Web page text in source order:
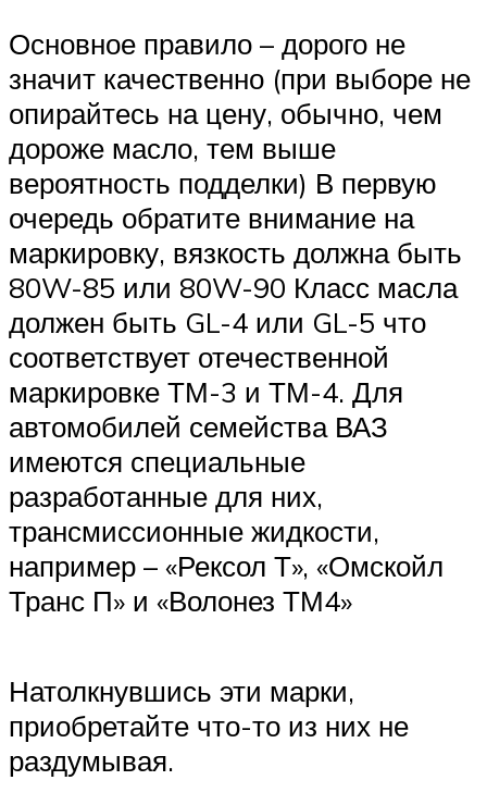
Основное правило – дорого не
значит качественно (при выборе не
опирайтесь на цену, обычно, чем
дороже масло, тем выше
вероятность подделки) В первую
очередь обратите внимание на
маркировку, вязкость должна быть
80W-85 или 80W-90 Класс масла
должен быть GL-4 или GL-5 что
соответствует отечественной
маркировке ТМ-3 и ТМ-4. Для
автомобилей семейства ВАЗ
имеются специальные
разработанные для них,
трансмиссионные жидкости,
например – «Рексол Т», «Омскойл
Транс П» и «Волонез ТМ4»
Натолкнувшись эти марки,
приобретайте что-то из них не
раздумывая.